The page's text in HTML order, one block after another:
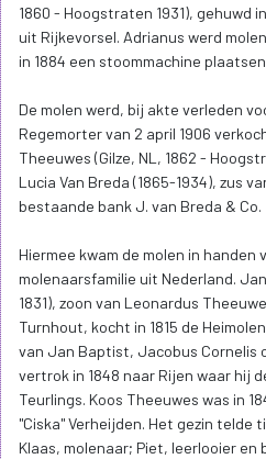
1860 - Hoogstraten 1931), gehuwd
uit Rijkevorsel. Adrianus werd
in 1884 een stoommachine
De molen werd, bij akte verleden
Regemorter van 2 april 1906
Theeuwes (Gilze, NL, 1862 -
Lucia Van Breda (1865-1934), zus
bestaande bank J. van Breda & Co.
Hiermee kwam de molen in handen
molenaarsfamilie uit Nederland.
1831), zoon van Leonardus
Turnhout, kocht in 1815 de
van Jan Baptist, Jacobus Cornelis
vertrok in 1848 naar Rijen waar hij
Teurlings. Koos Theeuwes was in
"Ciska" Verheijden. Het gezin telde
Klaas, molenaar; Piet, leerlooier